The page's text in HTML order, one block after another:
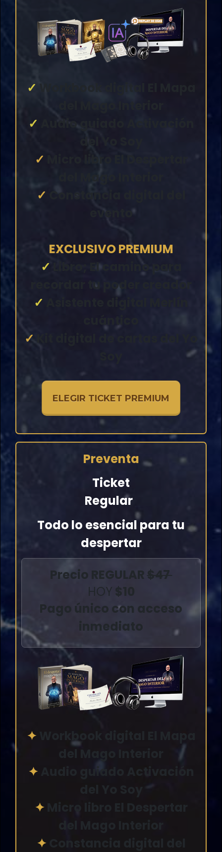
✓
✓ Audio guiado Activación
✓ Micro libro El Despertar
del Mago Interior
✓ Constancia digital del
evento
EXCLUSIVO PREMIUM
✓
Libro; El camino para
recordar tu poder creador
✓
✓Kit digital de cartas del Yo
ELEGIR TICKET PREMIUM
Preventa
Ticket
Regular
Todo lo esencial para tu
despertar
Precio REGULAR$47
HOY $10
Pago único con acceso
inmediato
✦Workbook digital El Mapa
✦Audio guiado Activación
✦Micro libro El Despertar
✦Constancia digital del